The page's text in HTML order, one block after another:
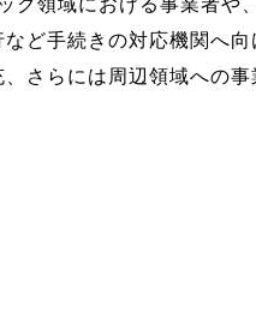
領域における事業者や
ど手続きの対応機関へ
さらには周辺領域への事